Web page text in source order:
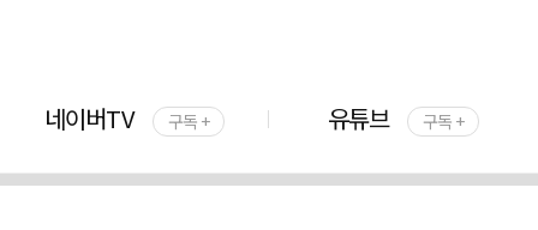
네이버TV 구독 + 유튜브 구독 +